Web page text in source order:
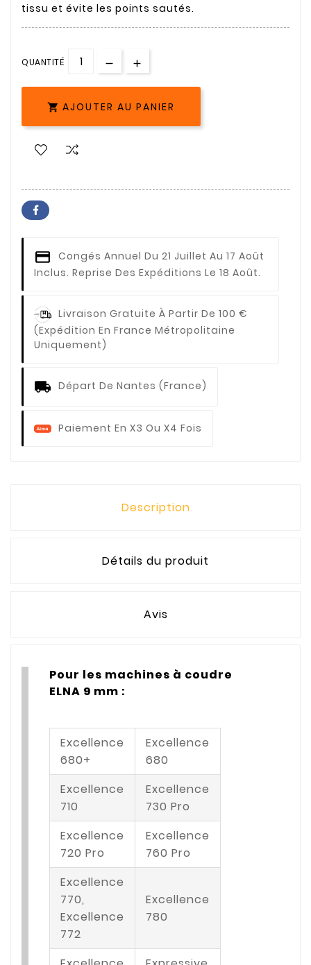
tissu et évite les points sautés.
QUANTITÉ
 AJOUTER AU PANIER
Congés Annuel Du 21 Juillet Au 17 Août
Inclus. Reprise Des Expéditions Le 18 Août.
Livraison Gratuite À Partir De 100 €
(expédition En France Métropolitaine
Uniquement)
Départ De Nantes (France)
Paiement En X3 Ou X4 Fois
Description
Détails du produit
Avis
Pour les machines à coudre
ELNA 9 mm :
Excellence
680+
Excellence
680
Excellence
710
Excellence
730 Pro
Excellence
720 Pro
Excellence
760 Pro
Excellence
770,
Excellence
772
Excellence
780